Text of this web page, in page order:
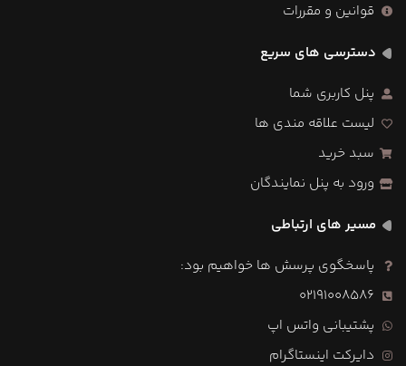
قوانین و مقررات
دسترسی های سریع
پنل کاربری شما
لیست علاقه مندی ها
سبد خرید
ورود به پنل نمایندگان
مسیر های ارتباطی
پاسخگوی پرسش ها خواهیم بود:
02191008586
پشتیبانی واتس اپ
دایرکت اینستاگرام